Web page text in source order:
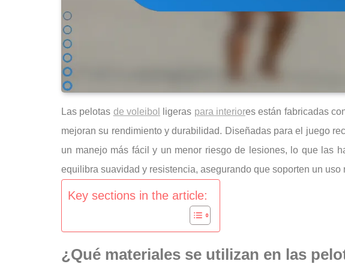
Las pelotas de voleibol ligeras para interiores están fabricadas
mejoran su rendimiento y durabilidad. Diseñadas para el juego
un manejo más fácil y un menor riesgo de lesiones, lo que las
equilibra suavidad y resistencia, asegurando que soporten un
Key sections in the article:
¿Qué materiales se utilizan en las